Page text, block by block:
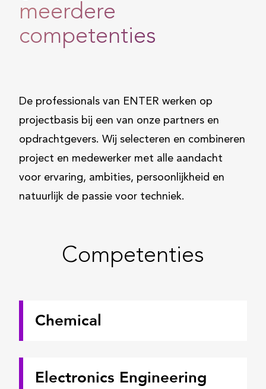
meerdere
competenties
De professionals van ENTER werken op
projectbasis bij een van onze partners en
opdrachtgevers. Wij selecteren en combineren
project en medewerker met alle aandacht
voor ervaring, ambities, persoonlijkheid en
natuurlijk de passie voor techniek.
Competenties
Chemical
Electronics Engineering